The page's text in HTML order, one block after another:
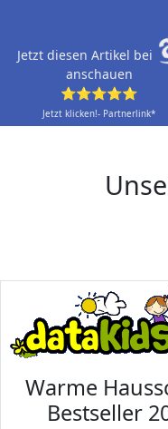
Jetzt diesen Artikel bei
anschauen
⭐⭐⭐⭐⭐
Jetzt klicken!- Partnerlink*
Warme
Bestseller